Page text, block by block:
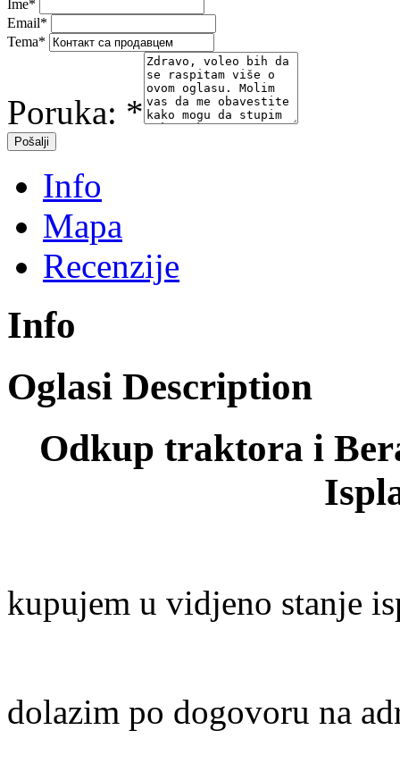
Ime*
Email*
Tema*
Poruka: *
Info
Mapa
Recenzije
Info
Oglasi Description
Odkup traktora i
kupujem u vidjeno stanje
dolazim po dogovoru na